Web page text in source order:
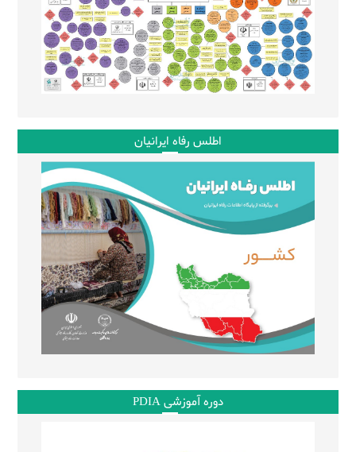
اطلس رفاه ایرانیان
دوره آموزشی PDIA